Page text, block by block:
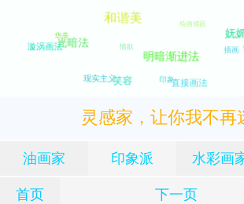
油画家 印象派 水彩画
首页 下一页
灵感家，让你我不再